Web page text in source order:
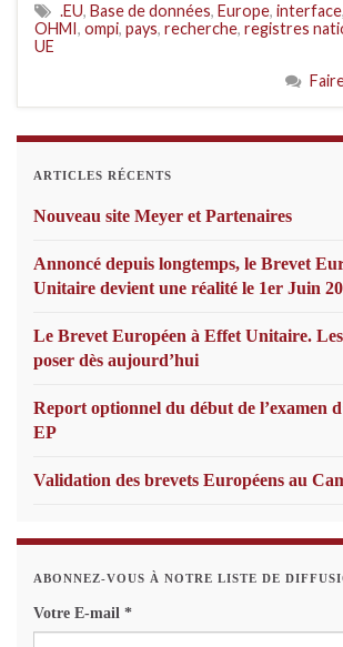
.EU, Base de données, Europe, interface,
OHMI, ompi, pays, recherche, registres
UE
ARTICLES RÉCENTS
Nouveau site Meyer et Partenaires
Annoncé depuis longtemps, le Brevet
Unitaire devient une réalité le 1er Juin
Le Brevet Européen à Effet Unitaire. Les
poser dès aujourd’hui
Report optionnel du début de l’examen
EP
Validation des brevets Européens au
ABONNEZ-VOUS À NOTRE LISTE DE
Votre E-mail *